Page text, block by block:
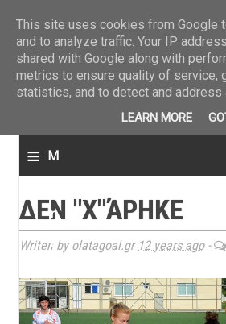
≡ M
n
u
ΔΕΝ "Χ"ΆΡΗΚΕ
Writen by olatagoal.gr 12 years ago-
This site uses cookies from Google
and to analyze traffic. Your IP
shared with Google along with
metrics to ensure quality of service,
statistics, and to detect and address
LEARN MORE